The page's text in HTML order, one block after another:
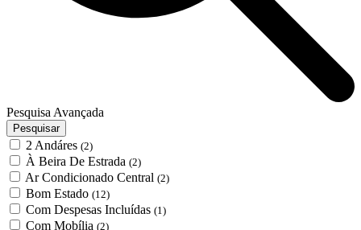
Pesquisa Avançada
Pesquisar
2 Andáres (2)
À Beira De Estrada (2)
Ar Condicionado Central (2)
Bom Estado (12)
Com Despesas Incluídas (1)
Com Mobília (2)